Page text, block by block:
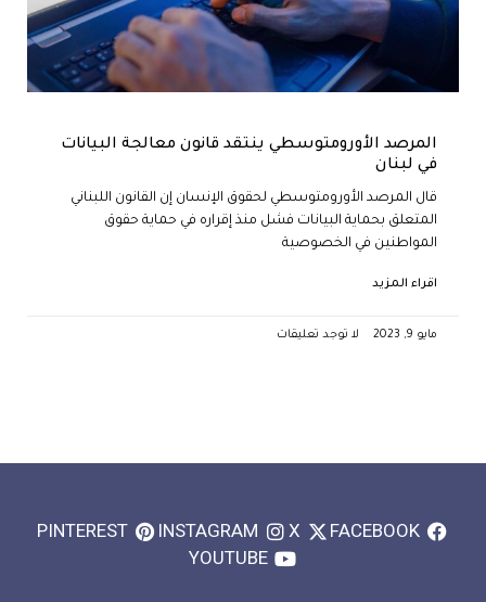
المرصد الأورومتوسطي ينتقد قانون معالجة البيانات
في لبنان
قال المرصد الأورومتوسطي لحقوق الإنسان إن القانون اللبناني
المتعلق بحماية البيانات فشل منذ إقراره في حماية حقوق
المواطنين في الخصوصية
اقراء المزيد
مايو 9, 2023 لا توجد تعليقات
FACEBOOK
X
INSTAGRAM
PINTEREST
YOUTUBE